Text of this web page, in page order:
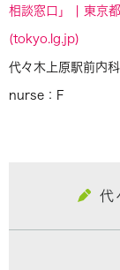
相談窓口」 | 東京
(tokyo.lg.jp)
代々木上原駅前内
nurse：F
代